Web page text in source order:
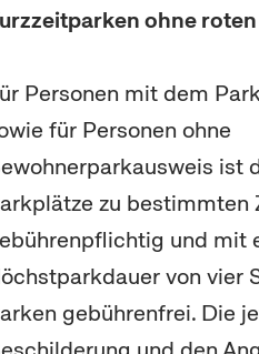
ohne
Personen mit dem
für Personen ohne
ist
zu bestimmten
und mit
von vier
gebührenfrei. Die